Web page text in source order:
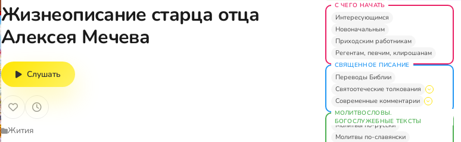
Жизнеописание старца отца
Алексея Мечева
Слушать
Жития
С ЧЕГО НАЧАТЬ
Интересующимся
Новоначальным
Приходским работникам
Регентам, певчим, клирошанам
СВЯЩЕННОЕ ПИСАНИЕ
Переводы Библии
Святоотеческие толкования
Современные комментарии
МОЛИТВОСЛОВЫ.
БОГОСЛУЖЕБНЫЕ ТЕКСТЫ
Молитвы по-русски
Молитвы по-славянски